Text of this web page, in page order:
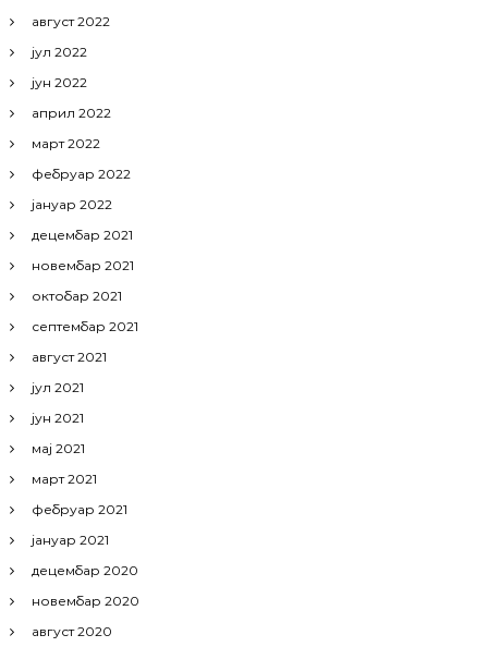
август 2022
јул 2022
јун 2022
април 2022
март 2022
фебруар 2022
јануар 2022
децембар 2021
новембар 2021
октобар 2021
септембар 2021
август 2021
јул 2021
јун 2021
мај 2021
март 2021
фебруар 2021
јануар 2021
децембар 2020
новембар 2020
август 2020